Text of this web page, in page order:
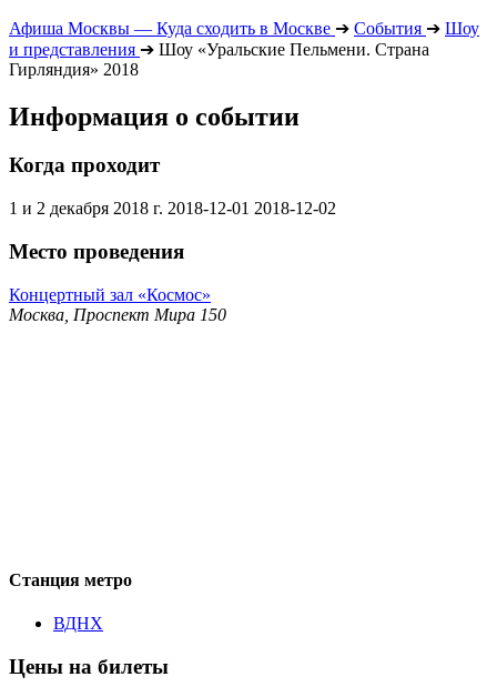
Афиша Москвы — Куда сходить в Москве ➔ События ➔ Шоу
и представления ➔ Шоу «Уральские Пельмени. Страна
Гирляндия» 2018
Информация о событии
Когда проходит
1 и 2 декабря 2018 г. 2018-12-01 2018-12-02
Место проведения
Концертный зал «Космос»
Москва, Проспект Мира 150
Станция метро
ВДНХ
Цены на билеты